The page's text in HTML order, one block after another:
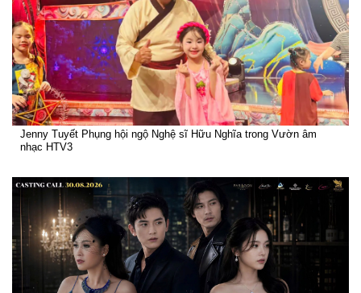
Jenny Tuyết Phụng hội ngộ Nghệ sĩ Hữu Nghĩa trong Vườn âm
nhạc HTV3